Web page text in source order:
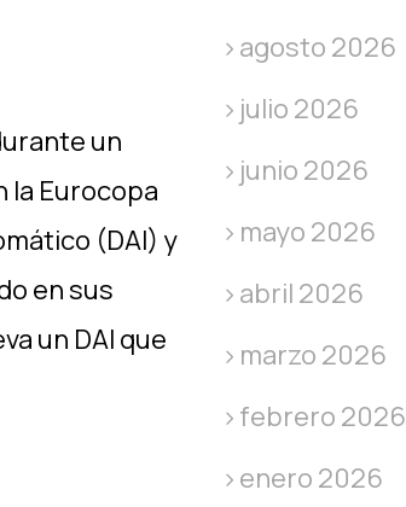
un
la Eurocopa
(DAI) y
en sus
un DAI que
agosto 2026
julio 2026
junio 2026
mayo 2026
abril 2026
marzo 2026
febrero 2026
enero 2026